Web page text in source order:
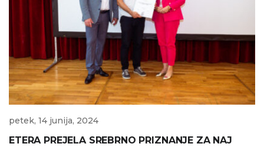
petek, 14 junija, 2024
ETERA PREJELA SREBRNO PRIZNANJE ZA NAJ